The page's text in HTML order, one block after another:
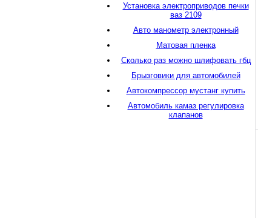
Установка электроприводов печки
ваз 2109
Авто манометр электронный
Матовая пленка
Сколько раз можно шлифовать гбц
Брызговики для автомобилей
Автокомпрессор мустанг купить
Автомобиль камаз регулировка
клапанов